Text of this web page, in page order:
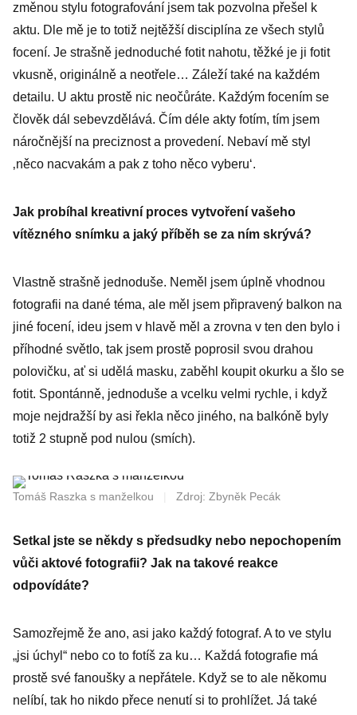
změnou stylu fotografování jsem tak pozvolna přešel k
aktu. Dle mě je to totiž nejtěžší disciplína ze všech stylů
focení. Je strašně jednoduché fotit nahotu, těžké je ji fotit
vkusně, originálně a neotřele… Záleží také na každém
detailu. U aktu prostě nic neočůráte. Každým focením se
člověk dál sebevzdělává. Čím déle akty fotím, tím jsem
náročnější na preciznost a provedení. Nebaví mě styl
‚něco nacvakám a pak z toho něco vyberu‘.
Jak probíhal kreativní proces vytvoření vašeho
vítězného snímku a jaký příběh se za ním skrývá?
Vlastně strašně jednoduše. Neměl jsem úplně vhodnou
fotografii na dané téma, ale měl jsem připravený balkon na
jiné focení, ideu jsem v hlavě měl a zrovna v ten den bylo i
příhodné světlo, tak jsem prostě poprosil svou drahou
polovičku, ať si udělá masku, zaběhl koupit okurku a šlo se
fotit. Spontánně, jednoduše a vcelku velmi rychle, i když
moje nejdražší by asi řekla něco jiného, na balkóně byly
totiž 2 stupně pod nulou (smích).
Tomáš Raszka s manželkou Zdroj: Zbyněk Pecák
Setkal jste se někdy s předsudky nebo nepochopením
vůči aktové fotografii? Jak na takové reakce
odpovídáte?
Samozřejmě že ano, asi jako každý fotograf. A to ve stylu
„jsi úchyl“ nebo co to fotíš za ku… Každá fotografie má
prostě své fanoušky a nepřátele. Když se to ale někomu
nelíbí, tak ho nikdo přece nenutí si to prohlížet. Já také